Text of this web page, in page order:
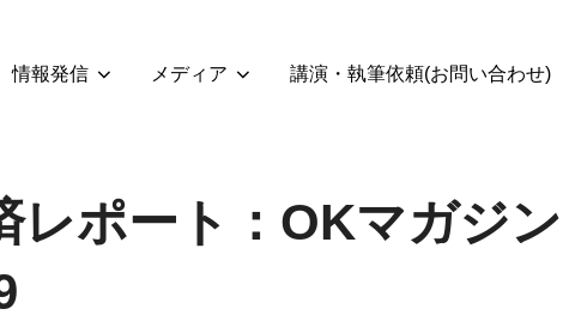
情報発信 メディア 講演・執筆依頼(お問い合わせ)
レポート：OKマガジン